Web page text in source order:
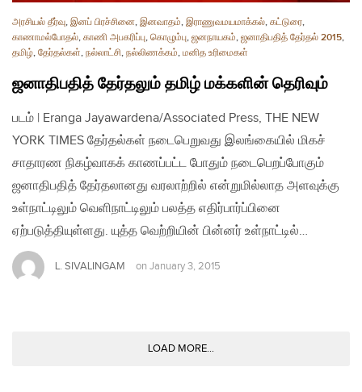
அரசியல் தீர்வு, இனப் பிரச்சினை, இனவாதம், இராணுவமயமாக்கல், கட்டுரை,
காணாமல்போதல், காணி அபகரிப்பு, கொழும்பு, ஜனநாயகம், ஜனாதிபதித் தேர்தல் 2015,
தமிழ், தேர்தல்கள், நல்லாட்சி, நல்லிணக்கம், மனித உரிமைகள்
ஜனாதிபதித் தேர்தலும் தமிழ் மக்களின் தெரிவும்
படம் | Eranga Jayawardena/Associated Press, THE NEW
YORK TIMES தேர்தல்கள் நடைபெறுவது இலங்கையில் மிகச்
சாதாரண நிகழ்வாகக் காணப்பட்ட போதும் நடைபெறப்போகும்
ஜனாதிபதித் தேர்தலானது வரலாற்றில் என்றுமில்லாத அளவுக்கு
உள்நாட்டிலும் வெளிநாட்டிலும் பலத்த எதிர்பார்ப்பினை
ஏற்படுத்தியுள்ளது. யுத்த வெற்றியின் பின்னர் உள்நாட்டில்…
L. SIVALINGAM on January 3, 2015
LOAD MORE...